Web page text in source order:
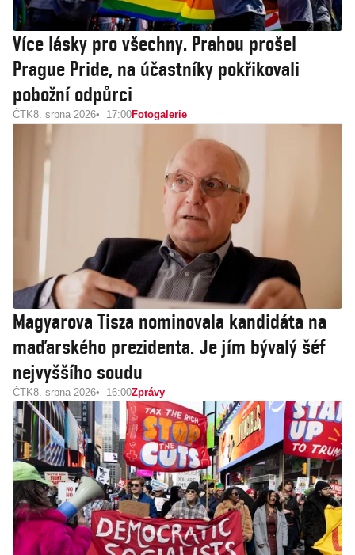
Více lásky pro všechny. Prahou prošel
Prague Pride, na účastníky pokřikovali
pobožní odpůrci
ČTK8. srpna 2026 17:00Fotogalerie
Magyarova Tisza nominovala kandidáta na
maďarského prezidenta. Je jím bývalý šéf
nejvyššího soudu
ČTK8. srpna 2026 16:00Zprávy